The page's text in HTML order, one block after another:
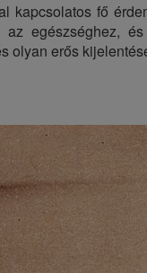
kapcsolatos fő
az egészséghez,
olyan erős